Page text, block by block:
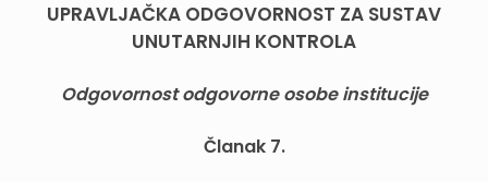
UPRAVLJAČKA ODGOVORNOST ZA SUSTAV
UNUTARNJIH KONTROLA
Odgovornost odgovorne osobe institucije
Članak 7.